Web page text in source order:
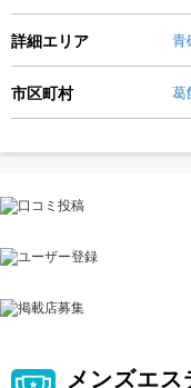
詳細エリア 青
市区町村 葛
メンズエ